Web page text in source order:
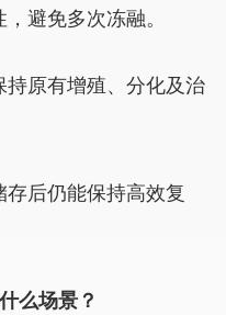
避免多次冻融。
持原有增殖、分化及治
存后仍能保持高效复
么场景？